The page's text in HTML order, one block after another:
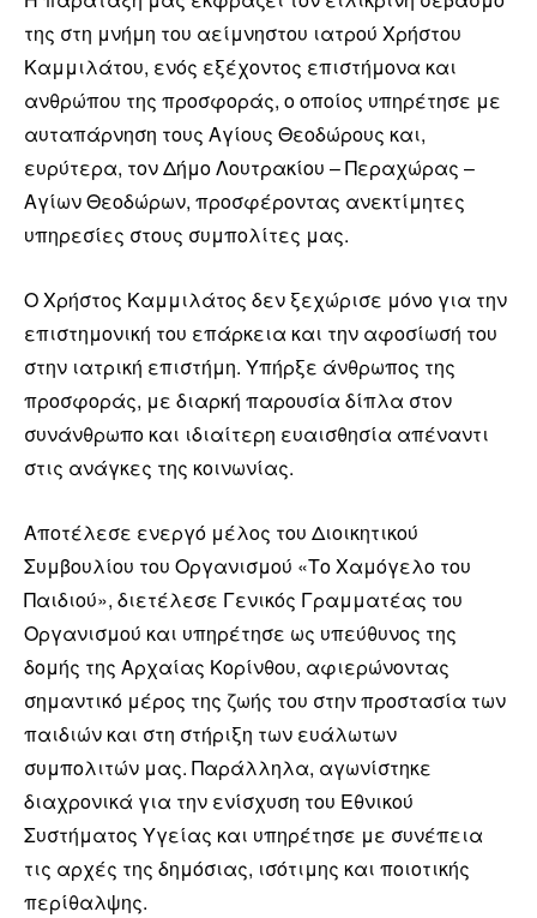
της στη μνήμη του αείμνηστου ιατρού Χρήστου
Καμμιλάτου, ενός εξέχοντος επιστήμονα και
ανθρώπου της προσφοράς, ο οποίος υπηρέτησε με
αυταπάρνηση τους Αγίους Θεοδώρους και,
ευρύτερα, τον Δήμο Λουτρακίου – Περαχώρας –
Αγίων Θεοδώρων, προσφέροντας ανεκτίμητες
υπηρεσίες στους συμπολίτες μας.
Ο Χρήστος Καμμιλάτος δεν ξεχώρισε μόνο για την
επιστημονική του επάρκεια και την αφοσίωσή του
στην ιατρική επιστήμη. Υπήρξε άνθρωπος της
προσφοράς, με διαρκή παρουσία δίπλα στον
συνάνθρωπο και ιδιαίτερη ευαισθησία απέναντι
στις ανάγκες της κοινωνίας.
Αποτέλεσε ενεργό μέλος του Διοικητικού
Συμβουλίου του Οργανισμού «Το Χαμόγελο του
Παιδιού», διετέλεσε Γενικός Γραμματέας του
Οργανισμού και υπηρέτησε ως υπεύθυνος της
δομής της Αρχαίας Κορίνθου, αφιερώνοντας
σημαντικό μέρος της ζωής του στην προστασία των
παιδιών και στη στήριξη των ευάλωτων
συμπολιτών μας. Παράλληλα, αγωνίστηκε
διαχρονικά για την ενίσχυση του Εθνικού
Συστήματος Υγείας και υπηρέτησε με συνέπεια
τις αρχές της δημόσιας, ισότιμης και ποιοτικής
περίθαλψης.